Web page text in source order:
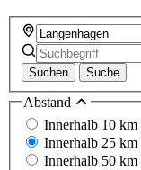
Suchen Suche
Abstand
Innerhalb 10 km
Innerhalb 25 km
Innerhalb 50 km